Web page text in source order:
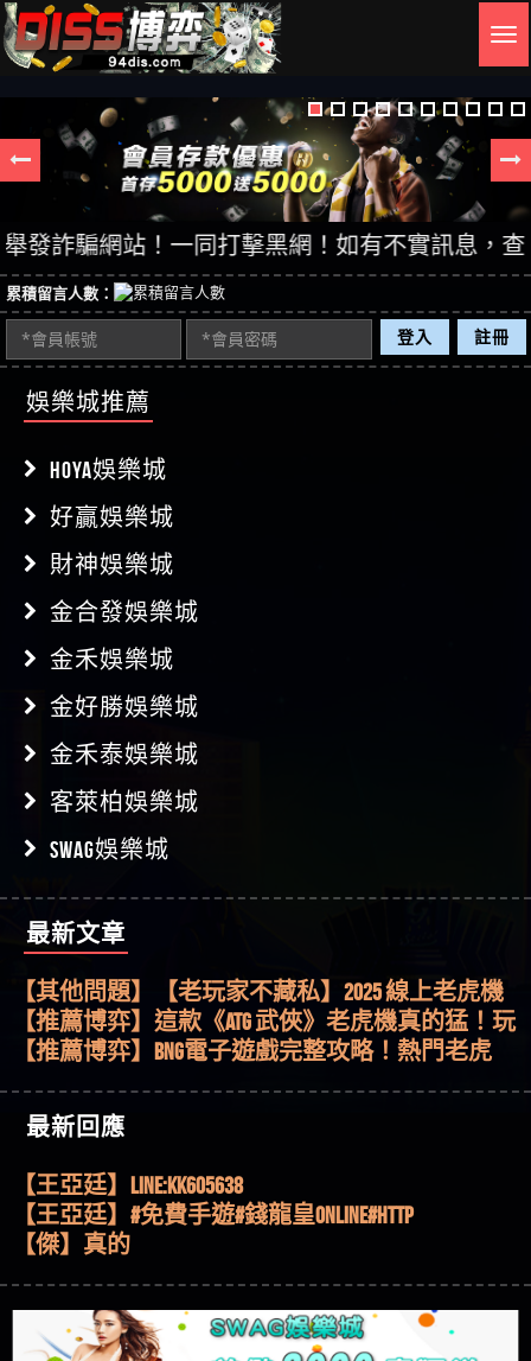
騙網站！一同打擊黑網！如有不實訊息，查證後
累積留言人數：
登入 註冊
娛樂城推薦
HOYA娛樂城
好贏娛樂城
財神娛樂城
金合發娛樂城
金禾娛樂城
金好勝娛樂城
金禾泰娛樂城
客萊柏娛樂城
SWAG娛樂城
最新文章
【其他問題】用理性數據指路，開啟你的高回報
娛樂之旅
【其他問題】【老玩家不藏私】2025 線上老虎機
這樣挑！RTP、波動率和平台安全的全攻略！
【推薦博弈】這款《ATG 武俠》老虎機真的猛！玩
過才知道什麼叫超過3萬種中獎方式！
【推薦博弈】BNG電子遊戲完整攻略！熱門老虎
51,000倍數玩法攻略，輕鬆稱霸老虎機！
【其他問題】「拆解力智投資詐騙套路緊急追討
賴zg369」力智投資是不是詐騙 力智投資是真的嗎
力智投資是詐騙嗎 南部老翁還在癡迷力智投資高
回報獲利 請不要在匯款
【其他問題】 【遇天盛商行詐騙追回資金賴
zg369】天盛商行詐騙 天盛商行是不是詐騙 天盛商
行是真的嗎 天盛商行是詐騙嗎 被天盛商行詐騙一
招教你拿回
【其他問題】 受害者援助賴【zg369】退休老翁被
大戶e點靈詐騙痛不欲生 大戶e點靈是真的嗎 大戶e
點靈是不是詐騙 大戶e點靈是詐騙嗎 大戶e點靈無
法出金 （大戶e點靈）教你如何規避詐騙陷阱
【其他問題】 弘記投資詐騙持續收割國人中【免
費討回資金賴zg369】弘記投資是詐騙嗎 弘記投資
是不是詐騙 弘記投資是真的嗎 被弘記投資詐騙的
錢怎麼辦 本文教你如何拿回被騙資金
【其他問題】 被騙追回賴【zg369】KnTop利用新型
詐騙手法欺詐群眾 KnTop是真的嗎 KnTop是不是詐騙
KnTop是詐騙嗎 【KnTop】KnTop無法出金 被KnTop詐騙
的錢一招拿回
【其他問題】機台運算專案詐騙持續收割國人中
【免費討回資金賴zg369】機台運算專案是詐騙嗎
機台運算專案是不是詐騙 機台運算專案是真的嗎
被機台運算專案詐騙的錢怎麼辦 本文教你如何拿
【其他問題】 Hoyabit詐騙持續收割國人中【免費
討回資金賴zg369】Hoyabit是詐騙嗎 Hoyabit是不是詐
騙 Hoyabit是真的嗎 被HoyabitHoyabit詐騙的錢怎麼辦
【其他問題】KS.M多元化行銷詐騙持續收割國人
中【免費討回資金賴zg369】KS.M多元化行銷是詐
【其他問題】免費追回賴「zg369」深度解析野原
最新回應
【傑】推代理真的好相處
回答
【王亞廷】LINE:kK605638
【王亞廷】#免費手遊#錢龍皇ONLINE#http
【傑】真的
【Wei】讚
【沈樂慧】又是九州??爛死了黑網不要玩